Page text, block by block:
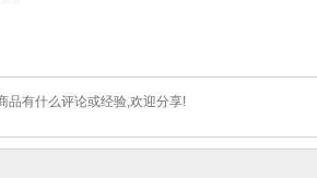
品有什么评论或经验,欢迎分享!